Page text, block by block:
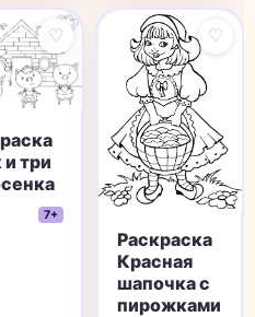
♡
три
7+
♡
Раскраска
Красная
шапочка с
пирожками